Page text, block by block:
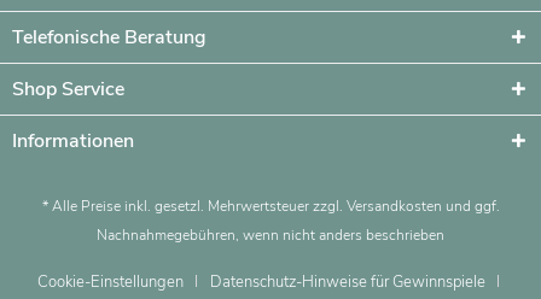
Telefonische Beratung
Shop Service
Informationen
* Alle Preise inkl. gesetzl. Mehrwertsteuer zzgl. Versandkosten und ggf.
Nachnahmegebühren, wenn nicht anders beschrieben
Cookie-Einstellungen Datenschutz-Hinweise für Gewinnspiele